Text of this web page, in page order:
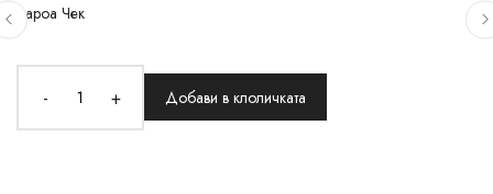
Вароа Чек
- + Добави в клоличката